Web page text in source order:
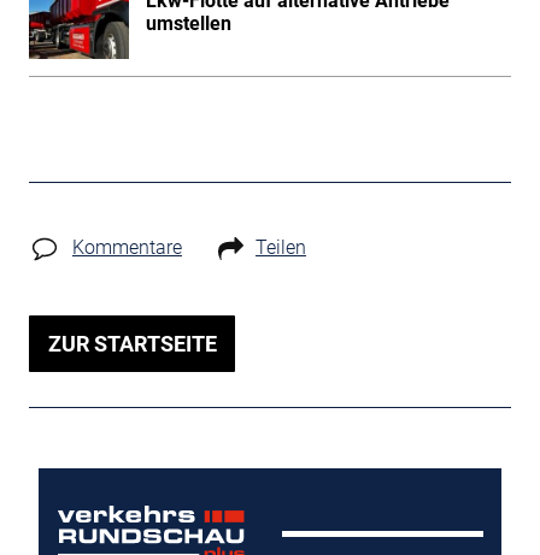
umstellen
Kommentare Teilen
ZUR STARTSEITE